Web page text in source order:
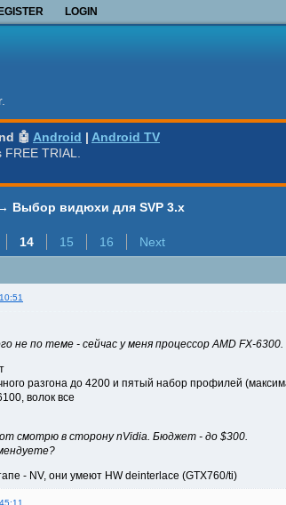
LOGIN
🤖 Android | Android TV
TRIAL.
Выбор видюхи для SVP 3.x
14 15 16 Next
не по теме - сейчас у меня процессор AMD FX-
разгона до 4200 и пятый набор профилей
волок все
смотрю в сторону nVidia. Бюджет - до $300.
- NV, они умеют HW deinterlace (GTX760/ti)